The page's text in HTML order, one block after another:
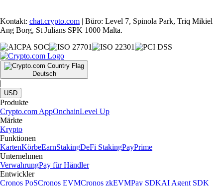
Kontakt: chat.crypto.com | Büro: Level 7, Spinola Park, Triq Mikiel
Ang Borg, St Julians SPK 1000 Malta.
Deutsch
|
USD
Produkte
Crypto.com AppOnchainLevel Up
Märkte
Krypto
Funktionen
KartenKörbeEarnStakingDeFi StakingPayPrime
Unternehmen
VerwahrungPay für Händler
Entwickler
Cronos PoSCronos EVMCronos zkEVMPay SDKAI Agent SDK